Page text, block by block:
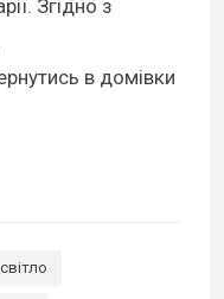
Згідно з
в домівки
світло